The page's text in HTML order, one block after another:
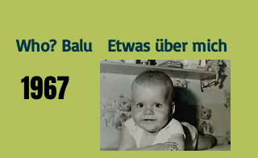
Who? Balu Etwas über mich
1967